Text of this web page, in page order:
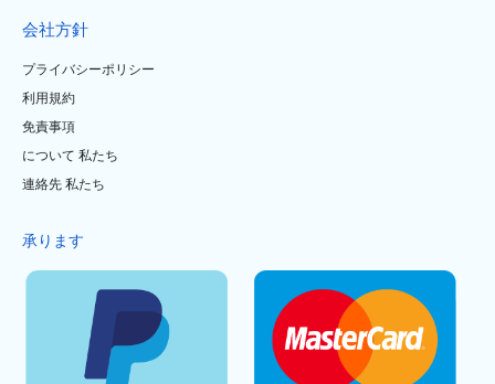
会社方針
プライバシーポリシー
利用規約
免責事項
について 私たち
連絡先 私たち
承ります